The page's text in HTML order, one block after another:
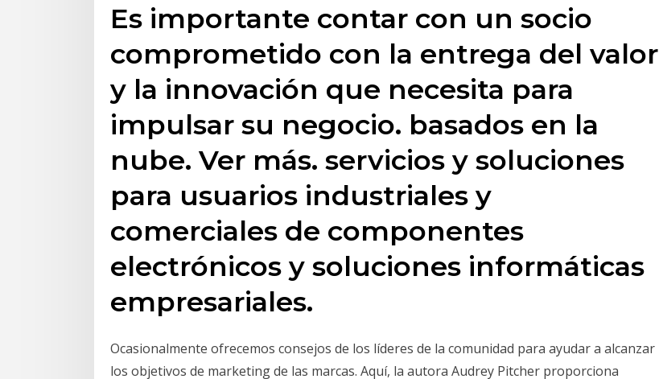
Es importante contar con un socio
comprometido con la entrega del valor
y la innovación que necesita para
impulsar su negocio. basados en la
nube. Ver más. servicios y soluciones
para usuarios industriales y
comerciales de componentes
electrónicos y soluciones informáticas
empresariales.
Ocasionalmente ofrecemos consejos de los líderes de la comunidad para ayudar a alcanzar
los objetivos de marketing de las marcas. Aquí, la autora Audrey Pitcher proporciona